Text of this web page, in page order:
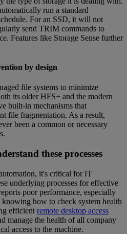
run a standard
For an SSD, it will not
send TRIM commands to
Features like Storage Sense further
by design
file systems to minimize
its older HFS+ and the modern
built-in mechanisms that
file fragmentation. As a result,
been a common or necessary
these processes
it's critical for IT
underlying processes for effective
poor performance, especially
how to check system health
efficient remote desktop access
manage the health of all company
access to the machine.